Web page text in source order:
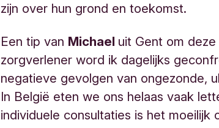
zijn over hun grond en toekomst.
Een tip van Michael uit Gent om deze
zorgverlener word ik dagelijks
negatieve gevolgen van ongezonde,
In België eten we ons helaas vaak
individuele consultaties is het moeilijk